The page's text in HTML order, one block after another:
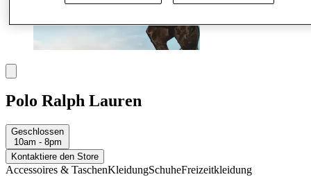
Polo Ralph Lauren
Geschlossen
10am - 8pm
Kontaktiere den Store
Accessoires & TaschenKleidungSchuheFreizeitkleidung